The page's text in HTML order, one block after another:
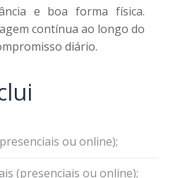
e boa forma física.
contínua ao longo do
diário.
ou online);
(presenciais ou online);